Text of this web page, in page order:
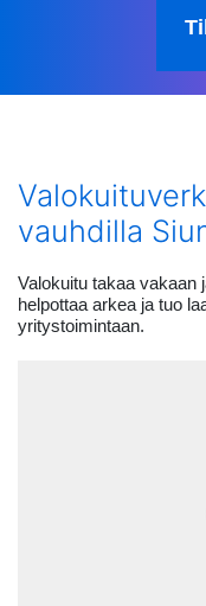
vauhdilla
Valokuitu takaa vakaan
helpottaa arkea ja tuo
yritystoimintaan.